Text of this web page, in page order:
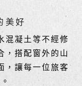
美好
混凝土等不經修
，搭配窗外的山
，讓每一位旅客